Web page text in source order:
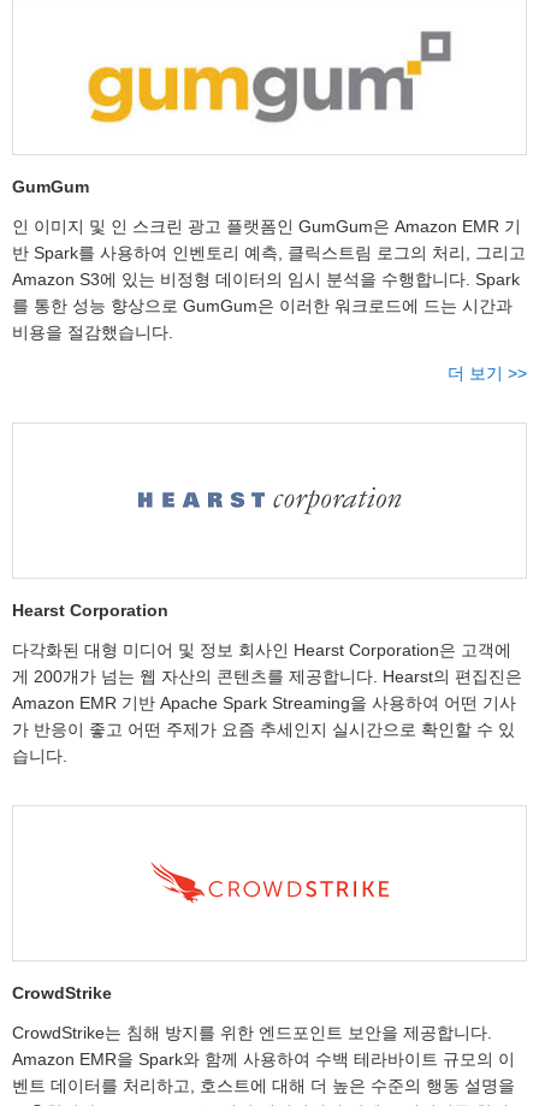
GumGum
인 이미지 및 인 스크린 광고 플랫폼인 GumGum은 Amazon EMR 기
반 Spark를 사용하여 인벤토리 예측, 클릭스트림 로그의 처리, 그리고
Amazon S3에 있는 비정형 데이터의 임시 분석을 수행합니다. Spark
를 통한 성능 향상으로 GumGum은 이러한 워크로드에 드는 시간과
비용을 절감했습니다.
더 보기 >>
Hearst Corporation
다각화된 대형 미디어 및 정보 회사인 Hearst Corporation은 고객에
게 200개가 넘는 웹 자산의 콘텐츠를 제공합니다. Hearst의 편집진은
Amazon EMR 기반 Apache Spark Streaming을 사용하여 어떤 기사
가 반응이 좋고 어떤 주제가 요즘 추세인지 실시간으로 확인할 수 있
습니다.
CrowdStrike
CrowdStrike는 침해 방지를 위한 엔드포인트 보안을 제공합니다.
Amazon EMR을 Spark와 함께 사용하여 수백 테라바이트 규모의 이
벤트 데이터를 처리하고, 호스트에 대해 더 높은 수준의 행동 설명을